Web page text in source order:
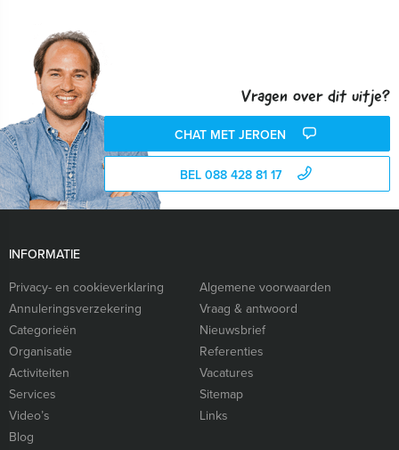
Vragen over dit uitje?
CHAT MET JEROEN
BEL 088 428 81 17
INFORMATIE
Privacy- en cookieverklaring
Algemene voorwaarden
Annuleringsverzekering
Vraag & antwoord
Categorieën
Nieuwsbrief
Organisatie
Referenties
Activiteiten
Vacatures
Services
Sitemap
Video’s
Links
Blog